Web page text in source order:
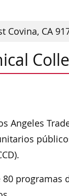
Covina, CA
Angeles
programas